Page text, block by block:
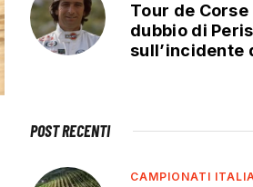
Tour de Corse
dubbio di
sull’incidente
POST RECENTI
CAMPIONATI